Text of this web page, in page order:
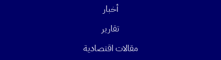
أخبار
تقارير
مقالات اقتصادية